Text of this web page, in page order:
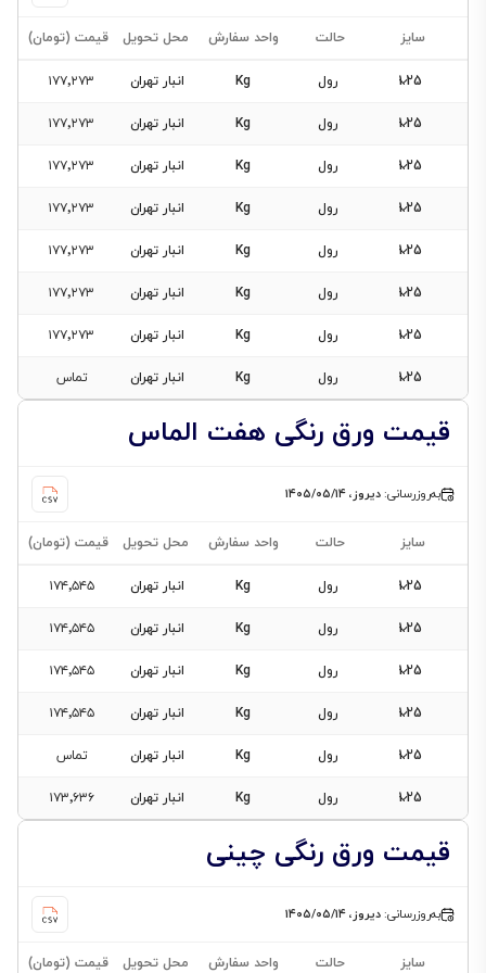
فیلتر
محصولات
سایز
1.25حالت
0.5
0.7
0.48
سایز حالت واحد سفارش محل تحویل قیمت (تومان)
1.25 رول Kg انبار تهران ۱۷۷٬۲۷۳
1.25 رول Kg انبار تهران ۱۷۷٬۲۷۳
1.25 رول Kg انبار تهران ۱۷۷٬۲۷۳
1.25 رول Kg انبار تهران ۱۷۷٬۲۷۳
1.25 رول Kg انبار تهران ۱۷۷٬۲۷۳
1.25 رول Kg انبار تهران ۱۷۷٬۲۷۳
1.25 رول Kg انبار تهران ۱۷۷٬۲۷۳
1.25 رول Kg انبار تهران تماس
قیمت ورق رنگی هفت الماس
به‌روزرسانی:دیروز، ۱۴۰۵/۰۵/۱۴
سایز حالت واحد سفارش محل تحویل قیمت (تومان)
1.25 رول Kg انبار تهران ۱۷۴٬۵۴۵
1.25 رول Kg انبار تهران ۱۷۴٬۵۴۵
1.25 رول Kg انبار تهران ۱۷۴٬۵۴۵
1.25 رول Kg انبار تهران ۱۷۴٬۵۴۵
1.25 رول Kg انبار تهران تماس
1.25 رول Kg انبار تهران ۱۷۳٬۶۳۶
قیمت ورق رنگی چینی
به‌روزرسانی:دیروز، ۱۴۰۵/۰۵/۱۴
سایز حالت واحد سفارش محل تحویل قیمت (تومان)